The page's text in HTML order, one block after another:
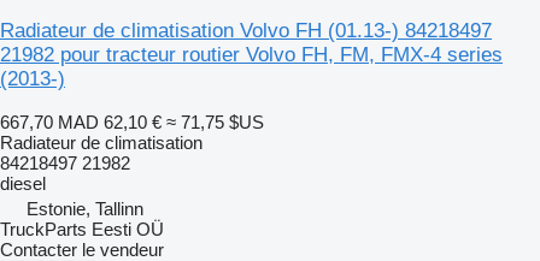
Radiateur de climatisation Volvo FH (01.13-) 84218497
21982 pour tracteur routier Volvo FH, FM, FMX-4 series
(2013-)
667,70 MAD 62,10 € ≈ 71,75 $US
Radiateur de climatisation
84218497 21982
diesel
Estonie, Tallinn
TruckParts Eesti OÜ
Contacter le vendeur